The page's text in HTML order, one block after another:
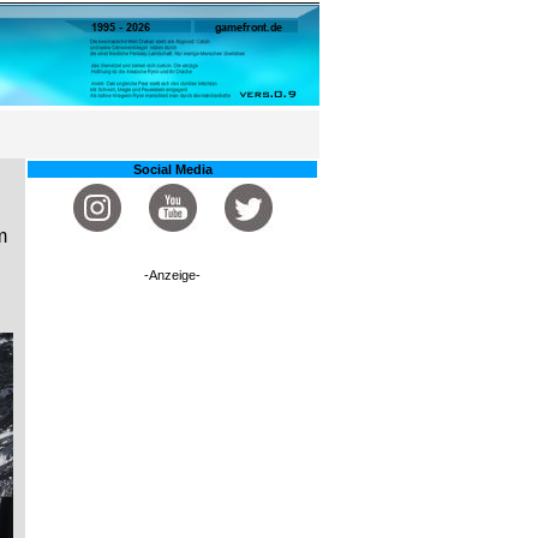
Social Media
-Anzeige-